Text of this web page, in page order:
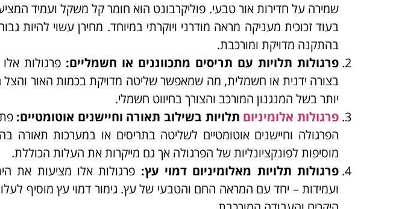
שמירה על חדירות אור טבעי. פוליקרבונט הוא חומר קל משקל ועמיד
בעוד זכוכית מעניקה מראה מודרני ויוקרתי במיוחד. מחירן עשוי להיות
בהתקנה מדויקת ומורכבת.
פרגולות תלויות עם תריסים מתכווננים או חשמליים: פרגולות
בצורה ידנית או חשמלית, מה שמאפשר שליטה מדויקת בכמות האור והצל
יותר בשל המנגנון המורכב והצורך בחיווט חשמלי.
פרגולות אלומיניום תלויות בשילוב תאורה וחיישנים אוטומטיים:
הפרגולה וחיישנים אוטומטיים לשליטה בתריסים או במערכות תאורה
מוסיפות לפונקציונליות של הפרגולה אך גם מייקרות את העלות הכוללת.
פרגולות תלויות מאלומיניום דמוי עץ: פרגולות אלו מציעות את
ועמידות – יחד עם המראה החם והטבעי של עץ. גימור דמוי עץ מוסיף